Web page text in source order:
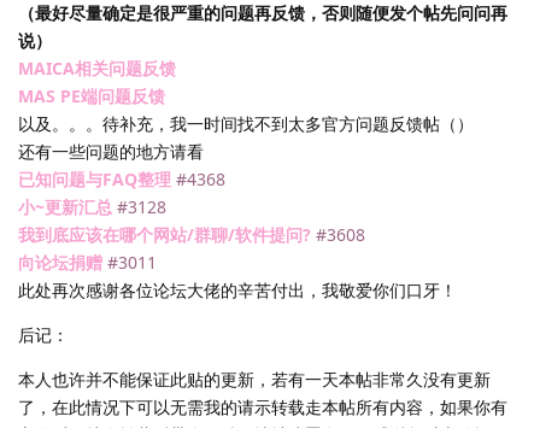
（最好尽量确定是很严重的问题再反馈，否则随便发个帖先问问再
说）
MAICA相关问题反馈
MAS PE端问题反馈
以及。。。待补充，我一时间找不到太多官方问题反馈帖（）
还有一些问题的地方请看
已知问题与FAQ整理 #4368
小~更新汇总 #3128
我到底应该在哪个网站/群聊/软件提问? #3608
向论坛捐赠 #3011
此处再次感谢各位论坛大佬的辛苦付出，我敬爱你们口牙！
后记：
本人也许并不能保证此贴的更新，若有一天本帖非常久没有更新
了，在此情况下可以无需我的请示转载走本帖所有内容，如果你有